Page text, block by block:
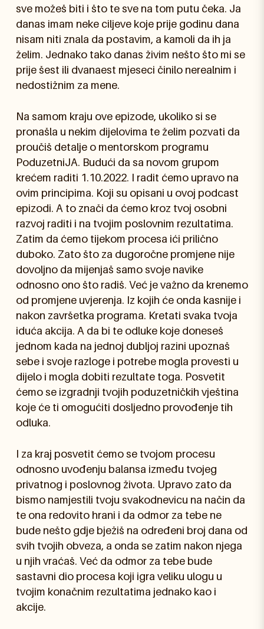
sve možeš biti i što te sve na tom putu čeka. Ja
danas imam neke ciljeve koje prije godinu dana
nisam niti znala da postavim, a kamoli da ih ja
želim. Jednako tako danas živim nešto što mi se
prije šest ili dvanaest mjeseci činilo nerealnim i
nedostižnim za mene.
Na samom kraju ove epizode, ukoliko si se
pronašla u nekim dijelovima te želim pozvati da
proučiš detalje o mentorskom programu
PoduzetniJA. Budući da sa novom grupom
krećem raditi 1.10.2022. I radit ćemo upravo na
ovim principima. Koji su opisani u ovoj podcast
epizodi. A to znači da ćemo kroz tvoj osobni
razvoj raditi i na tvojim poslovnim rezultatima.
Zatim da ćemo tijekom procesa ići prilično
duboko. Zato što za dugoročne promjene nije
dovoljno da mijenjaš samo svoje navike
odnosno ono što radiš. Već je važno da krenemo
od promjene uvjerenja. Iz kojih će onda kasnije i
nakon završetka programa. Kretati svaka tvoja
iduća akcija. A da bi te odluke koje doneseš
jednom kada na jednoj dubljoj razini upoznaš
sebe i svoje razloge i potrebe mogla provesti u
dijelo i mogla dobiti rezultate toga. Posvetit
ćemo se izgradnji tvojih poduzetničkih vještina
koje će ti omogućiti dosljedno provođenje tih
odluka.
I za kraj posvetit ćemo se tvojom procesu
odnosno uvođenju balansa između tvojeg
privatnog i poslovnog života. Upravo zato da
bismo namjestili tvoju svakodnevicu na način da
te ona redovito hrani i da odmor za tebe ne
bude nešto gdje bježiš na određeni broj dana od
svih tvojih obveza, a onda se zatim nakon njega
u njih vraćaš. Već da odmor za tebe bude
sastavni dio procesa koji igra veliku ulogu u
tvojim konačnim rezultatima jednako kao i
akcije.